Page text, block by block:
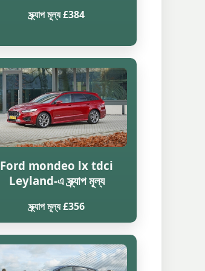
স্ক্র্যাপ মূল্য £384
Ford mondeo lx tdci
Leyland-এ স্ক্র্যাপ মূল্য
স্ক্র্যাপ মূল্য £356